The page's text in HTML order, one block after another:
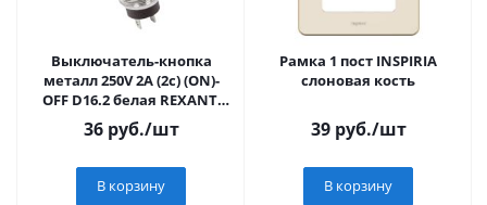
Выключатель-кнопка
металл 250V 2А (2с) (ON)-
OFF D16.2 белая REXANT,
36-3355
36руб./шт
В корзину
Рамка 1 пост INSPIRIA
слоновая кость
39руб./шт
В корзину